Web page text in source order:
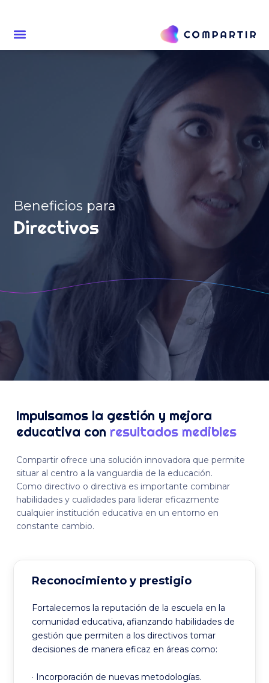
Beneficios para
Directivos
Impulsamos la gestión y mejora
educativa con resultados medibles
Compartir ofrece una solución innovadora que permite
situar al centro a la vanguardia de la educación.
Como directivo o directiva es importante combinar
habilidades y cualidades para liderar eficazmente
cualquier institución educativa en un entorno en
constante cambio.
Reconocimiento y prestigio
Fortalecemos la reputación de la escuela en la
comunidad educativa, afianzando habilidades de
gestión que permiten a los directivos tomar
decisiones de manera eficaz en áreas como:
· Incorporación de nuevas metodologías.